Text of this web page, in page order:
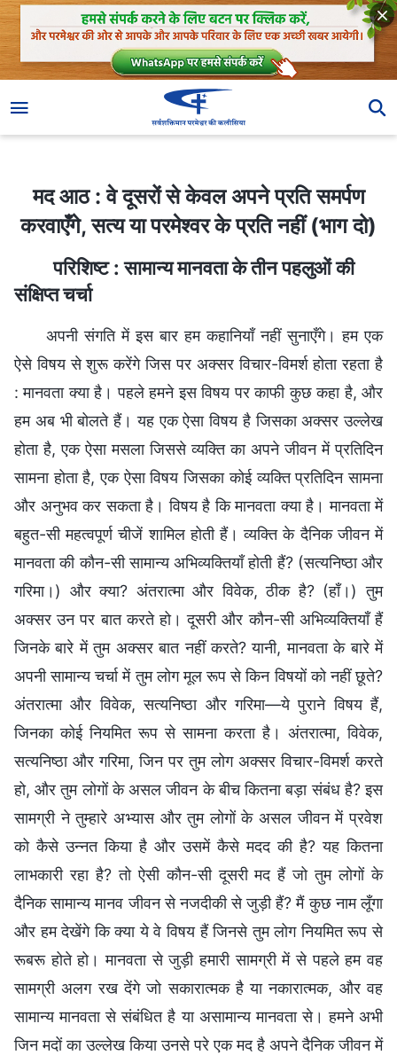
मद आठ : वे दूसरों से केवल अपने प्रति समर्पण
करवाएँगे, सत्य या परमेश्वर के प्रति नहीं (भाग दो)
परिशिष्ट : सामान्य मानवता के तीन पहलुओं की
संक्षिप्त चर्चा
अपनी संगति में इस बार हम कहानियाँ नहीं सुनाएँगे। हम एक
ऐसे विषय से शुरू करेंगे जिस पर अक्सर विचार-विमर्श होता रहता है
: मानवता क्या है। पहले हमने इस विषय पर काफी कुछ कहा है, और
हम अब भी बोलते हैं। यह एक ऐसा विषय है जिसका अक्सर उल्लेख
होता है, एक ऐसा मसला जिससे व्यक्ति का अपने जीवन में प्रतिदिन
सामना होता है, एक ऐसा विषय जिसका कोई व्यक्ति प्रतिदिन सामना
और अनुभव कर सकता है। विषय है कि मानवता क्या है। मानवता में
बहुत-सी महत्वपूर्ण चीजें शामिल होती हैं। व्यक्ति के दैनिक जीवन में
मानवता की कौन-सी सामान्य अभिव्यक्तियाँ होती हैं? (सत्यनिष्ठा और
गरिमा।) और क्या? अंतरात्मा और विवेक, ठीक है? (हाँ।) तुम
अक्सर उन पर बात करते हो। दूसरी और कौन-सी अभिव्यक्तियाँ हैं
जिनके बारे में तुम अक्सर बात नहीं करते? यानी, मानवता के बारे में
अपनी सामान्य चर्चा में तुम लोग मूल रूप से किन विषयों को नहीं छूते?
अंतरात्मा और विवेक, सत्यनिष्ठा और गरिमा—ये पुराने विषय हैं,
जिनका कोई नियमित रूप से सामना करता है। अंतरात्मा, विवेक,
सत्यनिष्ठा और गरिमा, जिन पर तुम लोग अक्सर विचार-विमर्श करते
हो, और तुम लोगों के असल जीवन के बीच कितना बड़ा संबंध है? इस
सामग्री ने तुम्हारे अभ्यास और तुम लोगों के असल जीवन में प्रवेश
को कैसे उन्नत किया है और उसमें कैसे मदद की है? यह कितना
लाभकारी रहा है? तो ऐसी कौन-सी दूसरी मद हैं जो तुम लोगों के
दैनिक सामान्य मानव जीवन से नजदीकी से जुड़ी हैं? मैं कुछ नाम लूँगा
और हम देखेंगे कि क्या ये वे विषय हैं जिनसे तुम लोग नियमित रूप से
रूबरू होते हो। मानवता से जुड़ी हमारी सामग्री में से पहले हम वह
सामग्री अलग रख देंगे जो सकारात्मक है या नकारात्मक, और वह
सामान्य मानवता से संबंधित है या असामान्य मानवता से। हमने अभी
जिन मदों का उल्लेख किया उनसे परे एक मद है अपने दैनिक जीवन में